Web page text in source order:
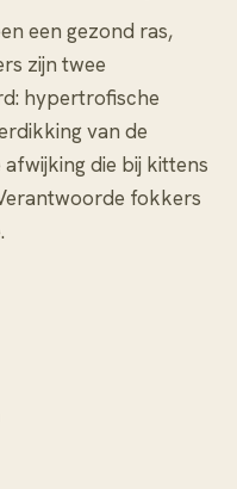
een gezond ras,
zijn twee
hypertrofische
van de
die bij kittens
fokkers